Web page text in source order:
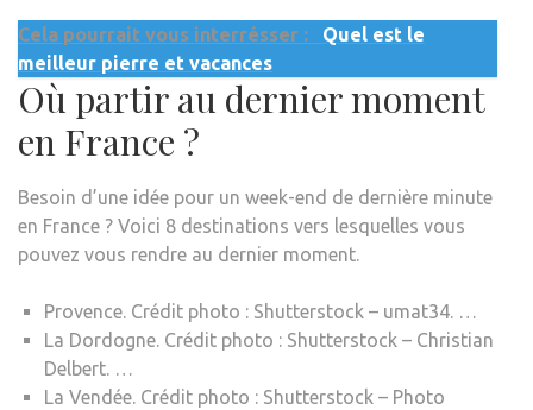
Cela pourrait vous interrésser :
Quel est le
meilleur pierre et vacances
Où partir au dernier moment
en France ?
Besoin d’une idée pour un week-end de dernière minute
en France ? Voici 8 destinations vers lesquelles vous
pouvez vous rendre au dernier moment.
Provence. Crédit photo : Shutterstock – umat34. …
La Dordogne. Crédit photo : Shutterstock – Christian
Delbert. …
La Vendée. Crédit photo : Shutterstock – Photo